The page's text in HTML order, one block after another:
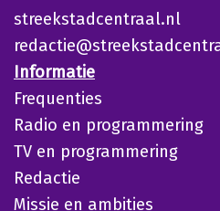
streekstadcentraal.nl
Informatie
Frequenties
Radio en programmering
TV en programmering
Redactie
Missie en ambities